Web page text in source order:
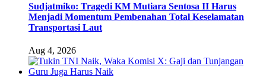
Sudjatmiko: Tragedi KM Mutiara Sentosa II Harus
Menjadi Momentum Pembenahan Total Keselamatan
Transportasi Laut
Aug 4, 2026